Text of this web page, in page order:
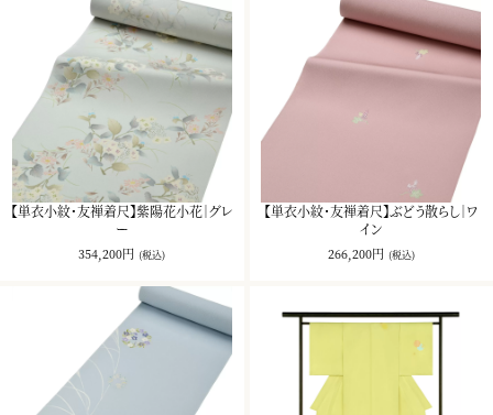
【単衣小紋・友禅着尺】紫陽花小花｜グレ
ー
354,200円 (税込)
【単衣小紋・友禅着尺】ぶどう散らし｜ワ
イン
266,200円 (税込)